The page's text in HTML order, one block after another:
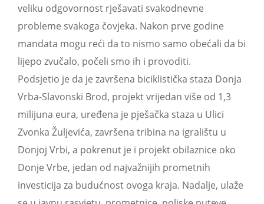
veliku odgovornost rješavati svakodnevne
probleme svakoga čovjeka. Nakon prve godine
mandata mogu reći da to nismo samo obećali da bi
lijepo zvučalo, počeli smo ih i provoditi.
Podsjetio je da je završena biciklistička staza Donja
Vrba-Slavonski Brod, projekt vrijedan više od 1,3
milijuna eura, uređena je pješačka staza u Ulici
Zvonka Žuljevića, završena tribina na igralištu u
Donjoj Vrbi, a pokrenut je i projekt obilaznice oko
Donje Vrbe, jedan od najvažnijih prometnih
investicija za budućnost ovoga kraja. Nadalje, ulaže